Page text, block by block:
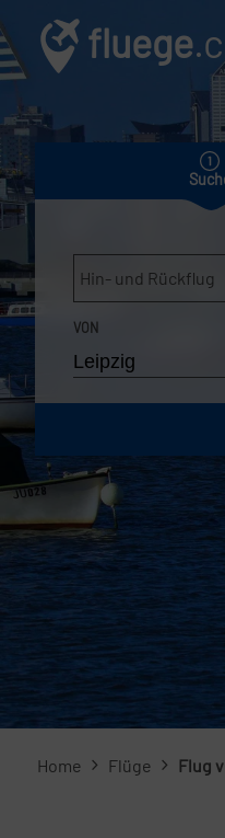
fluege
Hin- und Rückflug
VON
Home Flüge Flug